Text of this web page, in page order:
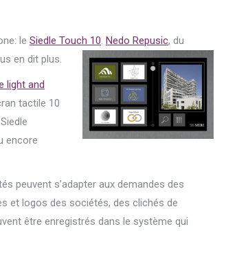
le Siedle Touch 10 Nedo Repusic, du
en dit plus.
light and
tactile 10
encore
peuvent s’adapter aux demandes des
et logos des sociétés, des clichés de
être enregistrés dans le système qui